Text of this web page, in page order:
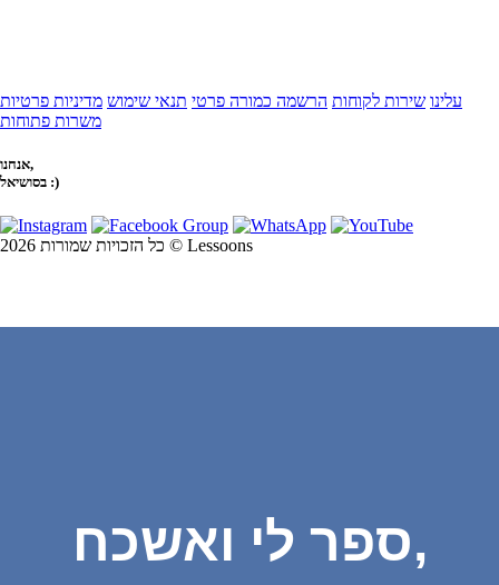
עלינו שירות לקוחות הרשמה כמורה פרטי תנאי שימוש מדיניות פרטיות
משרות פתוחות
אנחנו,
בסושיאל :)
כל הזכויות שמורות 2026 © Lessoons
ספר לי ואשכח,